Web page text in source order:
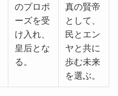
のプロポ
ーズを受
け入れ、
皇后とな
る。
真の賢帝
として、
民とエン
ヤと共に
歩む未来
を選ぶ。